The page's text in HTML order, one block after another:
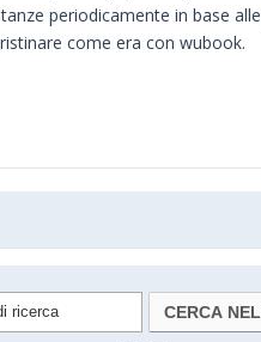
periodicamente in base
come era con wubook.